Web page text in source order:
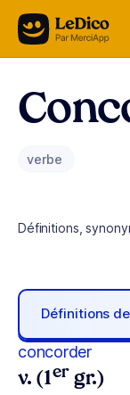
Aller au contenu
verbe
Définitions,
Définitions de
concorder
v. (1er gr.)